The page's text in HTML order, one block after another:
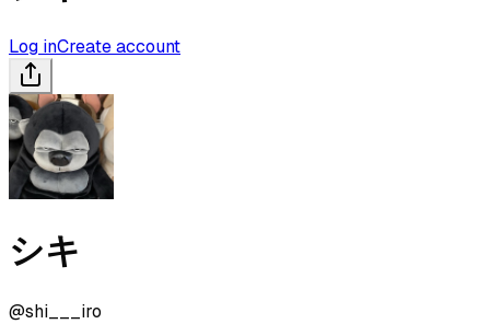
Log inCreate account
シキ
@shi___iro